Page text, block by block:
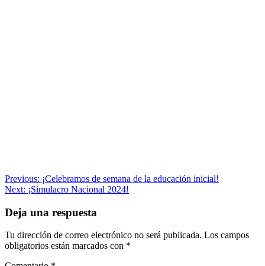
Navegación
de
entradas
Previous: ¡Celebramos de semana de la educación inicial!
Next: ¡Simulacro Nacional 2024!
Deja una respuesta
Tu dirección de correo electrónico no será publicada. Los campos
obligatorios están marcados con *